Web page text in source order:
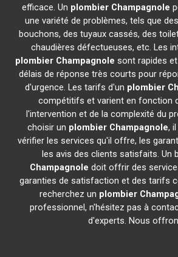
efficace. Un plombier Champagnole
une variété de problèmes, tels que
bouchons, des tuyaux cassés, des
chaudières défectueuses, etc. Les
plombier Champagnole sont rapides
délais de réponse très courts pour
d'urgence. Les tarifs d'un plombier
compétitifs et varient en fonction
l'intervention et de la complexité du
choisir un plombier Champagnole,
vérifier les services qu'il offre, les
les avis des clients satisfaits. Un
Champagnole doit offrir des
garanties de satisfaction et des tarifs
recherchez un plombier
professionnel, n'hésitez pas à
d'experts. Nous